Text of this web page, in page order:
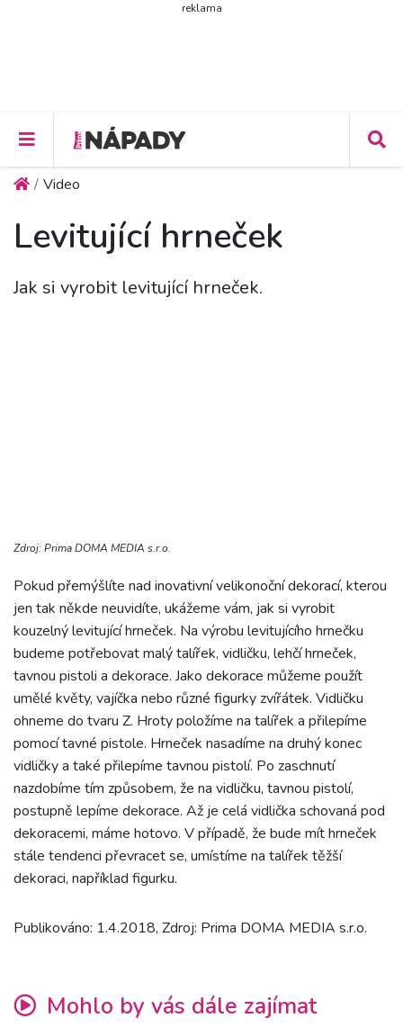
reklama
Video
Levitující hrneček
Jak si vyrobit levitující hrneček.
Zdroj: Prima DOMA MEDIA s.r.o.
Pokud přemýšlíte nad inovativní velikonoční dekorací, kterou
jen tak někde neuvidíte, ukážeme vám, jak si vyrobit
kouzelný levitující hrneček. Na výrobu levitujícího hrnečku
budeme potřebovat malý talířek, vidličku, lehčí hrneček,
tavnou pistoli a dekorace. Jako dekorace můžeme použít
umělé květy, vajíčka nebo různé figurky zvířátek. Vidličku
ohneme do tvaru Z. Hroty položíme na talířek a přilepíme
pomocí tavné pistole. Hrneček nasadíme na druhý konec
vidličky a také přilepíme tavnou pistolí. Po zaschnutí
nazdobíme tím způsobem, že na vidličku, tavnou pistolí,
postupně lepíme dekorace. Až je celá vidlička schovaná pod
dekoracemi, máme hotovo. V případě, že bude mít hrneček
stále tendenci převracet se, umístíme na talířek těžší
dekoraci, například figurku.
Publikováno: 1.4.2018, Zdroj: Prima DOMA MEDIA s.r.o.
Mohlo by vás dále zajímat